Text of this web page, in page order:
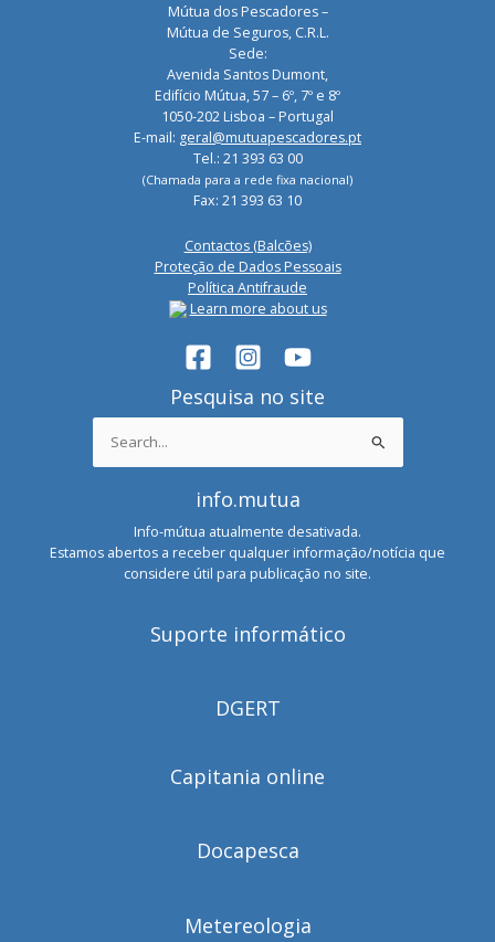
Mútua dos Pescadores –
Mútua de Seguros, C.R.L.
Sede:
Avenida Santos Dumont,
Edifício Mútua, 57 – 6º, 7º e 8º
1050-202 Lisboa – Portugal
E-mail: geral@mutuapescadores.pt
Tel.: 21 393 63 00
(Chamada para a rede fixa nacional)
Fax: 21 393 63 10
Contactos (Balcões)
Proteção de Dados Pessoais
Política Antifraude
Learn more about us
Pesquisa no site
Search
for:
info.mutua
Info-mútua atualmente desativada.
Estamos abertos a receber qualquer informação/notícia que
considere útil para publicação no site.
Suporte informático
DGERT
Capitania online
Docapesca
Metereologia